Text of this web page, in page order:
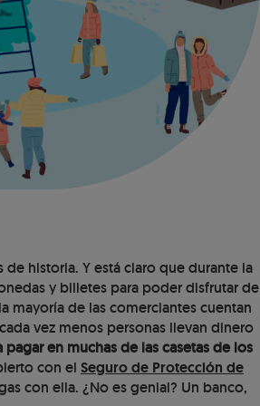
historia. Y está claro que durante la
y billetes para poder disfrutar de
mayoría de las comerciantes cuentan
vez menos personas llevan dinero
pagar en muchas de las casetas de los
con el Seguro de Protección de
con ella. ¿No es genial? Un banco,